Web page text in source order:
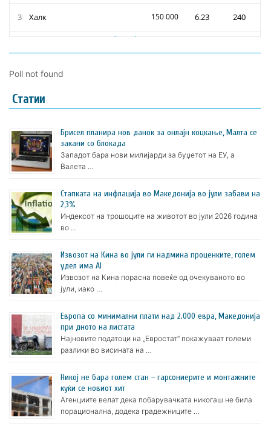
Poll not found
Статии
Брисел планира нов данок за онлајн коцкање, Малта се
закани со блокада
Западот бара нови милијарди за буџетот на ЕУ, а
Валета …
Стапката на инфлација во Македонија во јули забави на
2,3%
Индексот на трошоците на животот во јули 2026 година
во …
Извозот на Кина во јули ги надмина проценките, голем
удел има AI
Извозот на Кина порасна повеќе од очекуваното во
јули, иако …
Европа со минимални плати над 2.000 евра, Македонија
при дното на листата
Најновите податоци на „Евростат“ покажуваат големи
разлики во висината на …
Никој не бара голем стан – гарсониерите и монтажните
куќи се новиот хит
Агенциите велат дека побарувачката никогаш не била
порационална, додека градежниците …